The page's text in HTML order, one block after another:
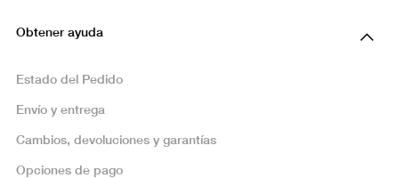
Obtener ayuda
Estado del Pedido
Envío y entrega
Cambios, devoluciones y garantías
Opciones de pago